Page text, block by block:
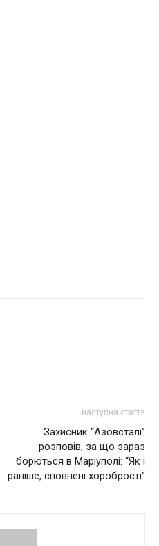
наступна стаття
Захисник “Азовсталі”
розповів, за що зараз
борються в Маріуполі: “Як і
раніше, сповнені хоробрості”